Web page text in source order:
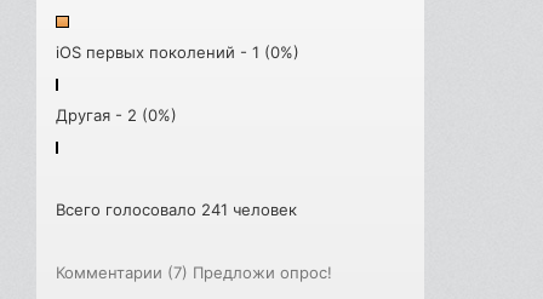
iOS первых поколений - 1 (0%)
Другая - 2 (0%)
Всего голосовало 241 человек
Комментарии (7) Предложи опрос!